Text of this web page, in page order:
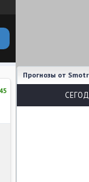
Прогнозы от